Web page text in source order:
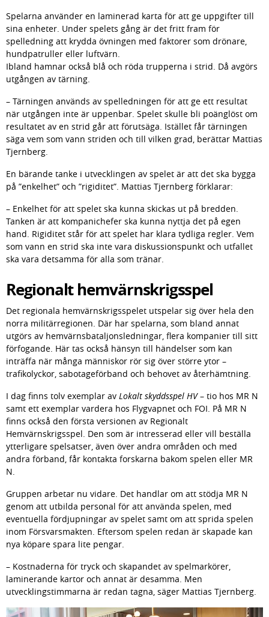
Spelarna använder en laminerad karta för att ge uppgifter till
sina enheter. Under spelets gång är det fritt fram för
spelledning att krydda övningen med faktorer som drönare,
hundpatruller eller luftvärn.
Ibland hamnar också blå och röda trupperna i strid. Då avgörs
utgången av tärning.
– Tärningen används av spelledningen för att ge ett resultat
när utgången inte är uppenbar. Spelet skulle bli poänglöst om
resultatet av en strid går att förutsäga. Istället får tärningen
säga vem som vann striden och till vilken grad, berättar Mattias
Tjernberg.
En bärande tanke i utvecklingen av spelet är att det ska bygga
på ”enkelhet” och ”rigiditet”. Mattias Tjernberg förklarar:
– Enkelhet för att spelet ska kunna skickas ut på bredden.
Tanken är att kompanichefer ska kunna nyttja det på egen
hand. Rigiditet står för att spelet har klara tydliga regler. Vem
som vann en strid ska inte vara diskussionspunkt och utfallet
ska vara detsamma för alla som tränar.
Regionalt hemvärnskrigsspel
Det regionala hemvärnskrigsspelet utspelar sig över hela den
norra militärregionen. Där har spelarna, som bland annat
utgörs av hemvärnsbataljonsledningar, flera kompanier till sitt
förfogande. Här tas också hänsyn till händelser som kan
inträffa när många människor rör sig över större ytor –
trafikolyckor, sabotageförband och behovet av återhämtning.
I dag finns tolv exemplar av Lokalt skyddsspel HV – tio hos MR N
samt ett exemplar vardera hos Flygvapnet och FOI. På MR N
finns också den första versionen av Regionalt
Hemvärnskrigsspel. Den som är intresserad eller vill beställa
ytterligare spelsatser, även över andra områden och med
andra förband, får kontakta forskarna bakom spelen eller MR
N.
Gruppen arbetar nu vidare. Det handlar om att stödja MR N
genom att utbilda personal för att använda spelen, med
eventuella fördjupningar av spelet samt om att sprida spelen
inom Försvarsmakten. Eftersom spelen redan är skapade kan
nya köpare spara lite pengar.
– Kostnaderna för tryck och skapandet av spelmarkörer,
laminerande kartor och annat är desamma. Men
utvecklingstimmarna är redan tagna, säger Mattias Tjernberg.